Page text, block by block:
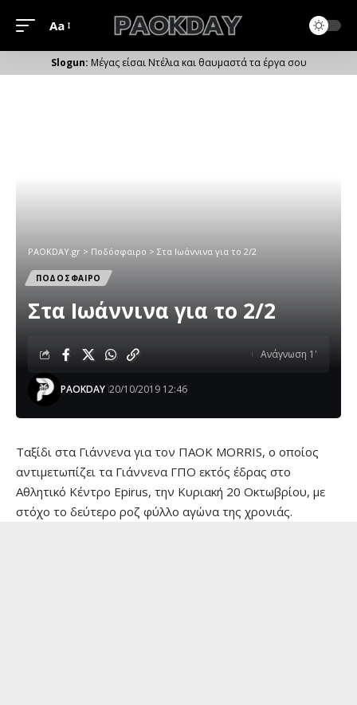
Μέγεθος
Γραμματοσειράς
Aa
Μέγας είσαι Ντέλια και θαυμαστά τα έργα σου
PAOKDAY.gr > Ποδόσφαιρο > Στα Ιωάννινα για το 2/2
ΠΟΔΟΣΦΑΙΡΟ
Στα Ιωάννινα για το 2/2
PAOKDAY 20/10/2019 12:46
Ανάγνωση 1'
Ταξίδι στα Γιάννενα για τον ΠΑΟΚ MORRIS, ο οποίος
αντιμετωπίζει τα Γιάννενα ΓΠΟ εκτός έδρας στο
Αθλητικό Κέντρο Epirus, την Κυριακή 20 Οκτωβρίου, με
στόχο το δεύτερο ροζ φύλλο αγώνα της χρονιάς.